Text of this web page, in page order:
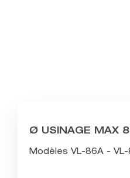
Ø USINAGE MAX
Modèles VL-86A - VL-